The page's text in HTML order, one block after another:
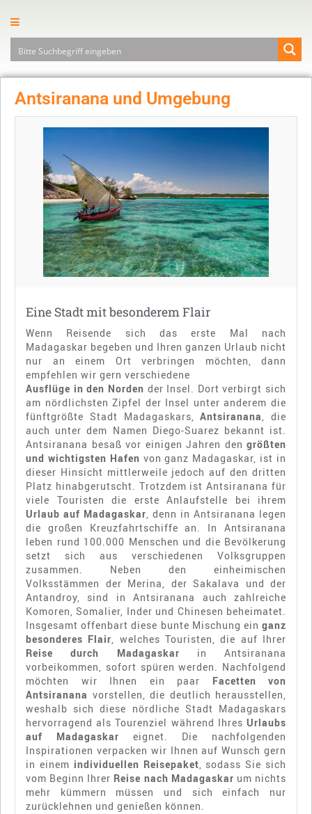
Antsiranana und Umgebung
Eine Stadt mit besonderem Flair
Wenn Reisende sich das erste Mal nach
Madagaskar begeben und Ihren ganzen Urlaub nicht
nur an einem Ort verbringen möchten, dann
empfehlen wir gern verschiedene
Ausflüge in den Norden der Insel. Dort verbirgt sich
am nördlichsten Zipfel der Insel unter anderem die
fünftgrößte Stadt Madagaskars,Antsiranana, die
auch unter dem Namen Diego-Suarez bekannt ist.
Antsiranana besaß vor einigen Jahren den größten
und wichtigsten Hafen von ganz Madagaskar, ist in
dieser Hinsicht mittlerweile jedoch auf den dritten
Platz hinabgerutscht. Trotzdem ist Antsiranana für
viele Touristen die erste Anlaufstelle bei ihrem
Urlaub auf Madagaskar, denn in Antsiranana legen
die großen Kreuzfahrtschiffe an. In Antsiranana
leben rund 100.000 Menschen und die Bevölkerung
setzt sich aus verschiedenen Volksgruppen
zusammen. Neben den einheimischen
Volksstämmen der Merina, der Sakalava und der
Antandroy, sind in Antsiranana auch zahlreiche
Komoren, Somalier, Inder und Chinesen beheimatet.
Insgesamt offenbart diese bunte Mischung ein ganz
besonderes Flair, welches Touristen, die auf Ihrer
Reise durch Madagaskar in Antsiranana
vorbeikommen, sofort spüren werden. Nachfolgend
möchten wir Ihnen ein paar Facetten von
Antsiranana vorstellen, die deutlich herausstellen,
weshalb sich diese nördliche Stadt Madagaskars
hervorragend als Tourenziel während Ihres Urlaubs
auf Madagaskar eignet. Die nachfolgenden
Inspirationen verpacken wir Ihnen auf Wunsch gern
in einem individuellen Reisepaket, sodass Sie sich
vom Beginn Ihrer Reise nach Madagaskar um nichts
mehr kümmern müssen und sich einfach nur
zurücklehnen und genießen können.